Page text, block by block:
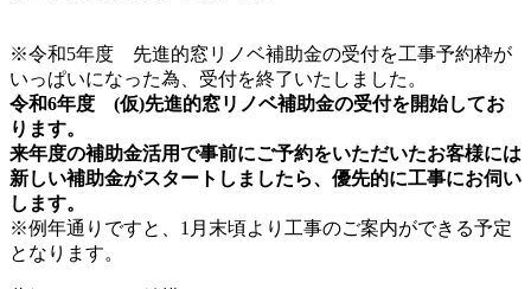
※令和5年度 先進的窓リノベ補助金の受付を工事予約枠が
いっぱいになった為、受付を終了いたしました。
令和6年度 (仮)先進的窓リノベ補助金の受付を開始してお
ります。
来年度の補助金活用で事前にご予約をいただいたお客様には
新しい補助金がスタートしましたら、優先的に工事にお伺い
します。
※例年通りですと、1月末頃より工事のご案内ができる予定
となります。